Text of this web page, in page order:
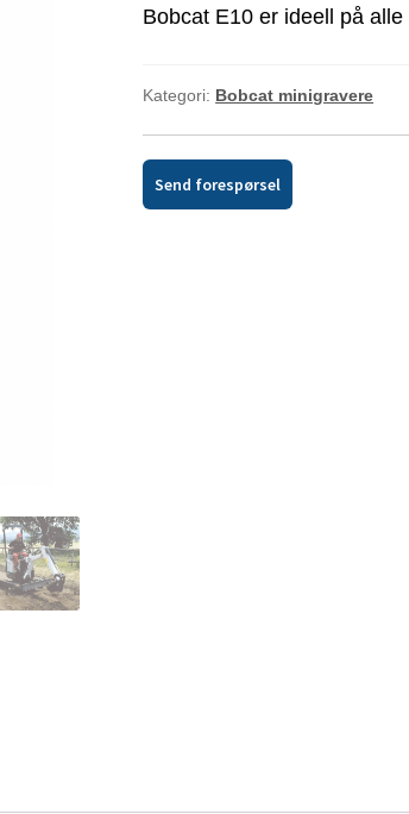
Bobcat E10 er ideell på
Kategori: Bobcat minigravere
Send forespørsel